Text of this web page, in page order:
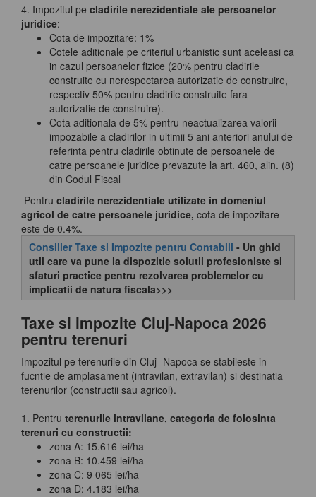
4. Impozitul pe cladirile nerezidentiale ale persoanelor
juridice:
Cota de impozitare: 1%
Cotele aditionale pe criteriul urbanistic sunt aceleasi ca
in cazul persoanelor fizice (20% pentru cladirile
construite cu nerespectarea autorizatie de construire,
respectiv 50% pentru cladirile construite fara
autorizatie de construire).
Cota aditionala de 5% pentru neactualizarea valorii
impozabile a cladirilor in ultimii 5 ani anteriori anului de
referinta pentru cladirile obtinute de persoanele de
catre persoanele juridice prevazute la art. 460, alin. (8)
din Codul Fiscal
Pentru cladirile nerezidentiale utilizate in domeniul
agricol de catre persoanele juridice, cota de impozitare
este de 0.4%.
Consilier Taxe si Impozite pentru Contabili - Un ghid
util care va pune la dispozitie solutii profesioniste si
sfaturi practice pentru rezolvarea problemelor cu
implicatii de natura fiscala>>>
Taxe si impozite Cluj-Napoca 2026
pentru terenuri
Impozitul pe terenurile din Cluj- Napoca se stabileste in
fucntie de amplasament (intravilan, extravilan) si destinatia
terenurilor (constructii sau agricol).
1. Pentru terenurile intravilane, categoria de folosinta
terenuri cu constructii:
zona A: 15.616 lei/ha
zona B: 10.459 lei/ha
zona C: 9 065 lei/ha
zona D: 4.183 lei/ha